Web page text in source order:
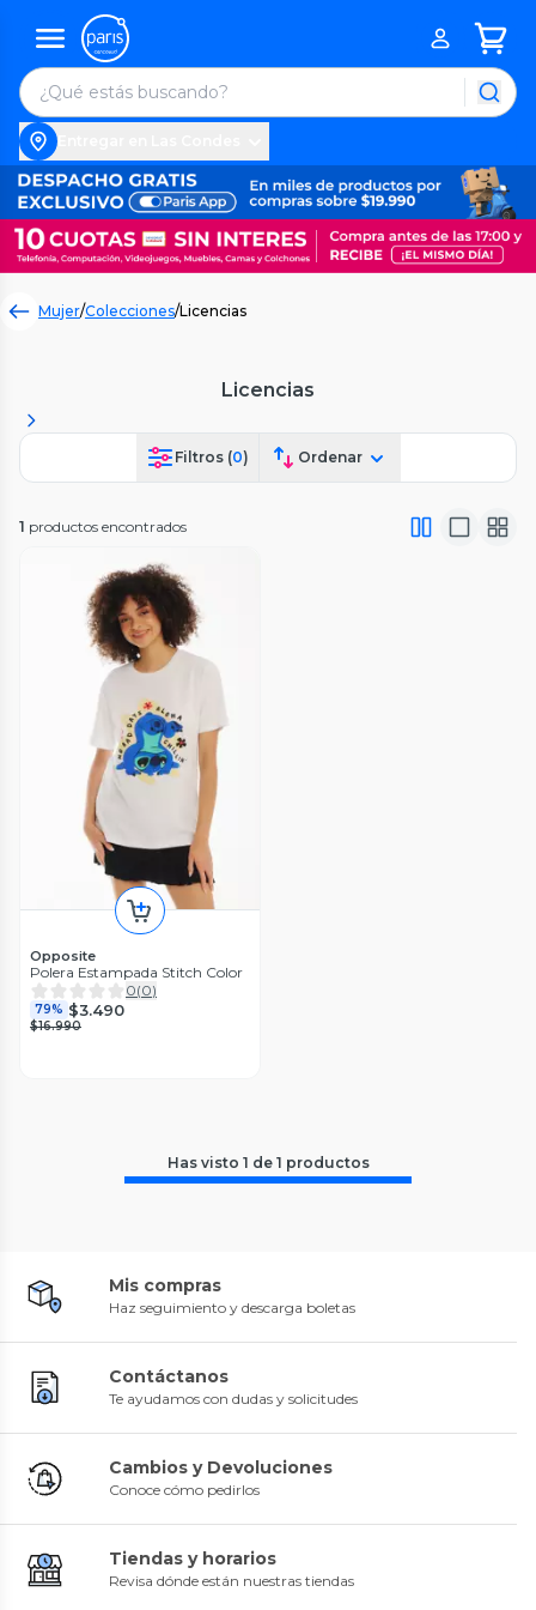
Mujer/Colecciones/Licencias
Licencias
Filtros (0) Ordenar
1 productos encontrados
Opposite
Polera Estampada Stitch Color
0(0)
79% $3.490
$16.990
Has visto 1 de 1 productos
Mis compras
Haz seguimiento y descarga boletas
Contáctanos
Te ayudamos con dudas y solicitudes
Cambios y Devoluciones
Conoce cómo pedirlos
Tiendas y horarios
Revisa dónde están nuestras tiendas